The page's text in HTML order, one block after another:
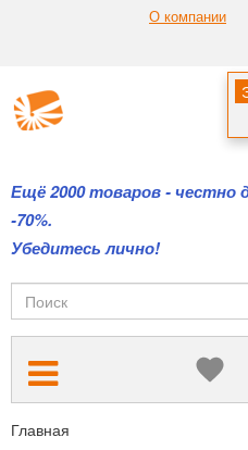
О компании
Ещё 2000 товаров - честно
-70%.
Убедитесь лично!
Главная